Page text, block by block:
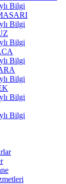
Bilgi
Bilgi
Bilgi
Bilgi
Bilgi
Bilgi
Bilgi